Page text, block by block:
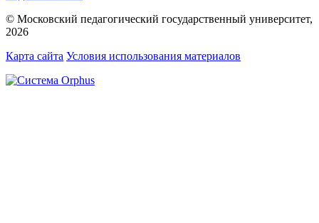
© Московский педагогический государственный университет,
2026
Карта сайта Условия использования материалов